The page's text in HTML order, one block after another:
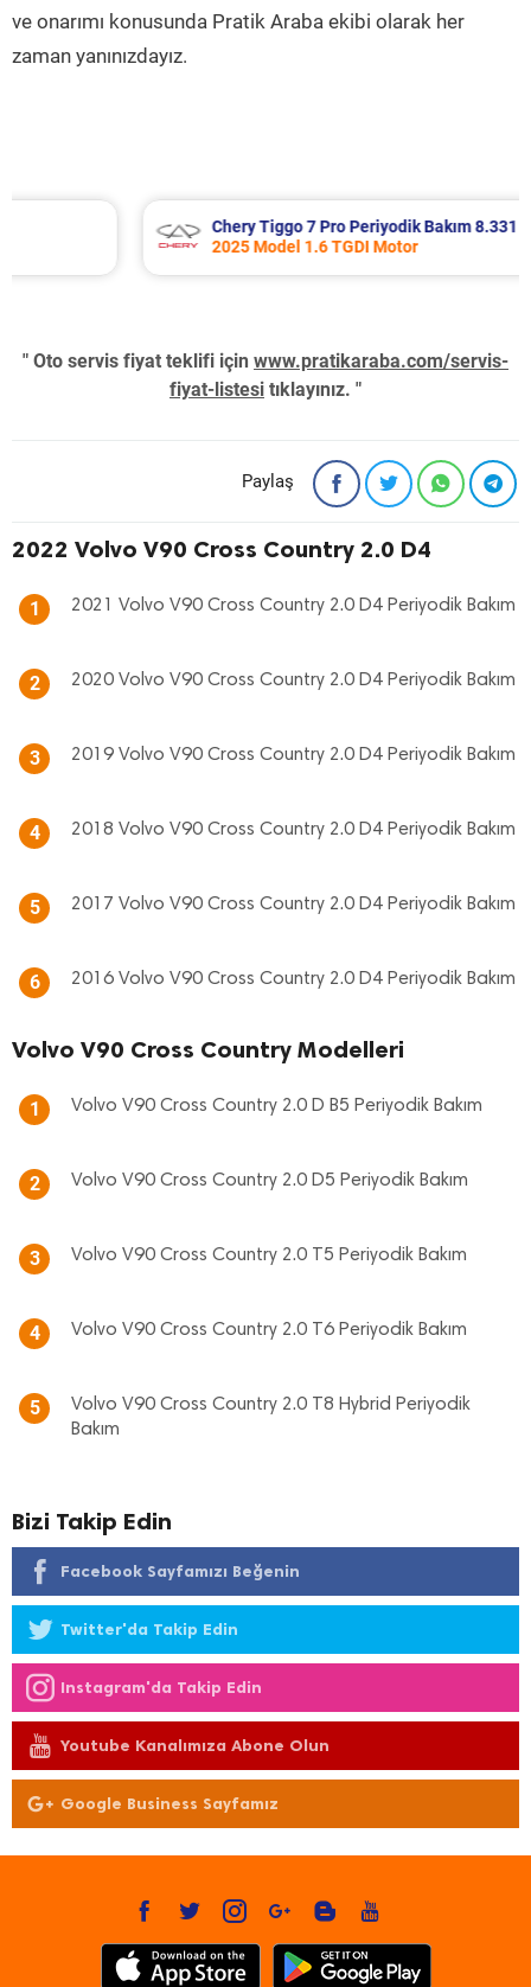
ve onarımı konusunda Pratik Araba ekibi olarak her
zaman yanınızdayız.
Chery Tiggo 7 Pro Periyodik Bakım 8.331 TL
2025 Model 1.6 TGDI Motor
" Oto servis fiyat teklifi için www.pratikaraba.com/servis-
fiyat-listesi tıklayınız. "
Paylaş
2022 Volvo V90 Cross Country 2.0 D4
1 2021 Volvo V90 Cross Country 2.0 D4 Periyodik Bakım
2 2020 Volvo V90 Cross Country 2.0 D4 Periyodik Bakım
3 2019 Volvo V90 Cross Country 2.0 D4 Periyodik Bakım
4 2018 Volvo V90 Cross Country 2.0 D4 Periyodik Bakım
5 2017 Volvo V90 Cross Country 2.0 D4 Periyodik Bakım
6 2016 Volvo V90 Cross Country 2.0 D4 Periyodik Bakım
Volvo V90 Cross Country Modelleri
1 Volvo V90 Cross Country 2.0 D B5 Periyodik Bakım
2 Volvo V90 Cross Country 2.0 D5 Periyodik Bakım
3 Volvo V90 Cross Country 2.0 T5 Periyodik Bakım
4 Volvo V90 Cross Country 2.0 T6 Periyodik Bakım
5
Volvo V90 Cross Country 2.0 T8 Hybrid Periyodik
Bakım
Bizi Takip Edin
Facebook Sayfamızı Beğenin
Twitter'da Takip Edin
Instagram'da Takip Edin
Youtube Kanalımıza Abone Olun
Google Business Sayfamız